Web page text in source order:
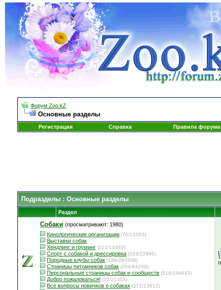
Форум Zoo.kZ
Основные разделы
Регистрация Справка Правила форума
Подразделы : Основные разделы
Раздел
Собаки (просматривают: 1980)
Кинологические организации (70/12093)
Выставки собак
Хендлинг и груминг (221/14463)
Спорт с собакой и дрессировка (533/22996)
Породные клубы собак (139/285506)
Страницы питомников собак (254/84286)
Персональные страницы собак и сообществ (516/196643)
Добро пожаловаться! (77/21353)
Все вопросы новичков о собаках (272/13612)